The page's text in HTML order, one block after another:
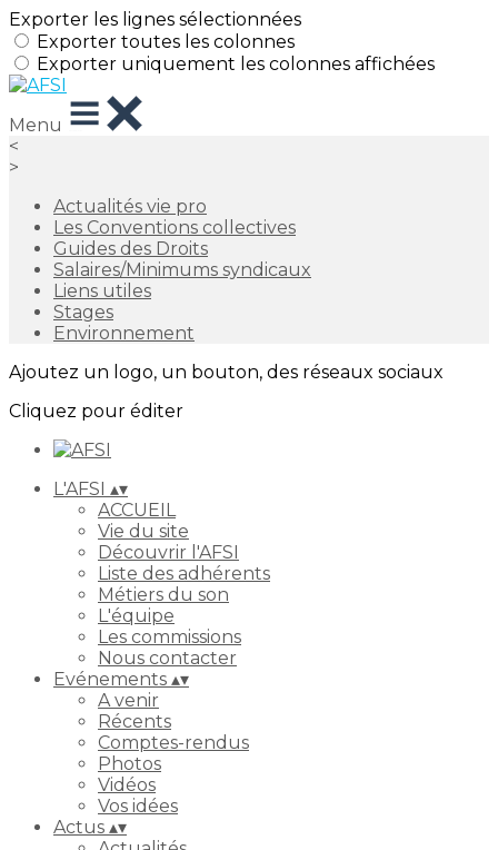
Exporter les lignes sélectionnées
Exporter toutes les colonnes
Exporter uniquement les colonnes affichées
Menu
<
>
Actualités vie pro
Les Conventions collectives
Guides des Droits
Salaires/Minimums syndicaux
Liens utiles
Stages
Environnement
Ajoutez un logo, un bouton, des réseaux sociaux
Cliquez pour éditer
L'AFSI ▴▾
ACCUEIL
Vie du site
Découvrir l'AFSI
Liste des adhérents
Métiers du son
L'équipe
Les commissions
Nous contacter
Evénements ▴▾
A venir
Récents
Comptes-rendus
Photos
Vidéos
Vos idées
Actus ▴▾